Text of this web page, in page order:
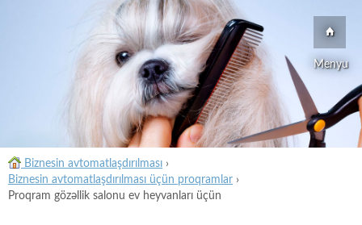
Menyu
Biznesin avtomatlaşdırılması ›
Biznesin avtomatlaşdırılması üçün proqramlar ›
Proqram gözəllik salonu ev heyvanları üçün